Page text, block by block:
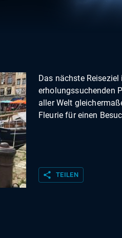
Das nächste
erholungssuchenden
aller Welt
Fleurie für einen
share TEILEN